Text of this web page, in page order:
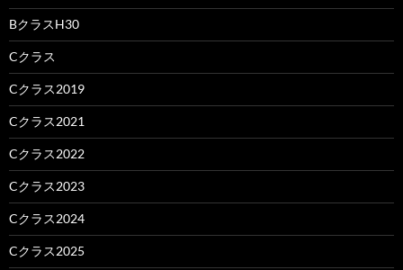
BクラスH30
Cクラス
Cクラス2019
Cクラス2021
Cクラス2022
Cクラス2023
Cクラス2024
Cクラス2025